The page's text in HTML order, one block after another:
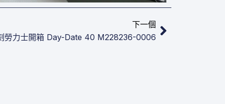
下一個
勞力士開箱​ Day-Date 40 M228236-0006
下一篇